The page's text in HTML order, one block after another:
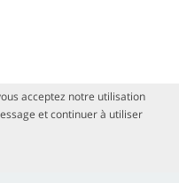
acceptez notre utilisation
et continuer à utiliser